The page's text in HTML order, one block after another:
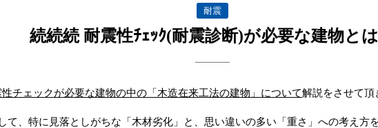
耐震
続続続 耐震性ﾁｪｯｸ(耐震診断)が必要な建物と
チェックが必要な建物の中の「木造在来工法の建物」について解説をさせて頂
て、特に見落としがちな「木材劣化」と、思い違いの多い「重さ」への考え方